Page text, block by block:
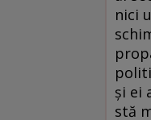
nici
şi ei
stă